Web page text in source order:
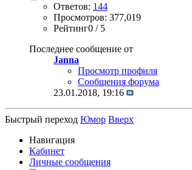
Ответов: 144
Просмотров: 377,019
Рейтинг0 / 5
Последнее сообщение от
Janna
Просмотр профиля
Сообщения форума
23.01.2018, 19:16
Быстрый переход Юмор Вверх
Навигация
Кабинет
Личные сообщения